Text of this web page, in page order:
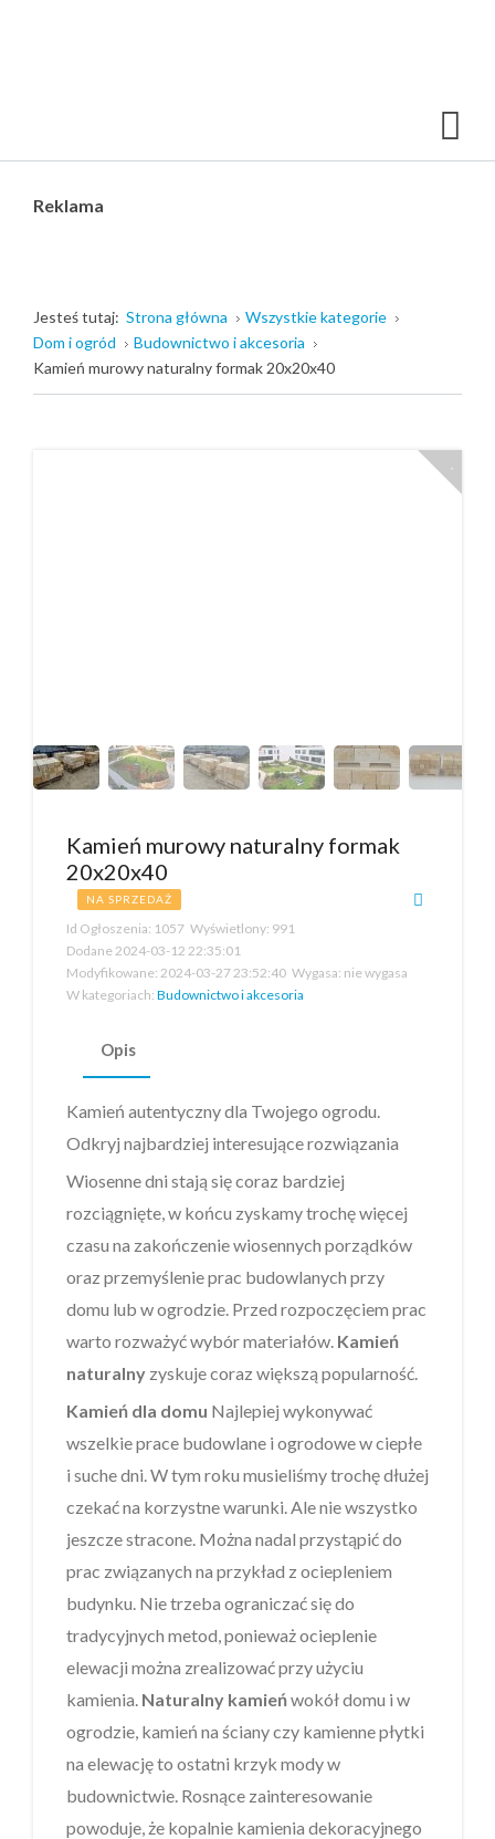
Reklama
Jesteś tutaj: Strona główna
Wszystkie kategorie
Dom i ogród
Budownictwo i akcesoria
Kamień murowy naturalny formak 20x20x40
Kamień murowy naturalny formak
20x20x40
NA SPRZEDAŻ
Id Ogłoszenia: 1057 Wyświetlony: 991
Dodane 2024-03-12 22:35:01
Modyfikowane: 2024-03-27 23:52:40 Wygasa: nie wygasa
W kategoriach: Budownictwo i akcesoria
Opis
Kamień autentyczny dla Twojego ogrodu.
Odkryj najbardziej interesujące rozwiązania
Wiosenne dni stają się coraz bardziej
rozciągnięte, w końcu zyskamy trochę więcej
czasu na zakończenie wiosennych porządków
oraz przemyślenie prac budowlanych przy
domu lub w ogrodzie. Przed rozpoczęciem prac
warto rozważyć wybór materiałów. Kamień
naturalny zyskuje coraz większą popularność.
Kamień dla domu Najlepiej wykonywać
wszelkie prace budowlane i ogrodowe w ciepłe
i suche dni. W tym roku musieliśmy trochę dłużej
czekać na korzystne warunki. Ale nie wszystko
jeszcze stracone. Można nadal przystąpić do
prac związanych na przykład z ociepleniem
budynku. Nie trzeba ograniczać się do
tradycyjnych metod, ponieważ ocieplenie
elewacji można zrealizować przy użyciu
kamienia. Naturalny kamieńwokół domu i w
ogrodzie, kamień na ściany czy kamienne płytki
na elewację to ostatni krzyk mody w
budownictwie. Rosnące zainteresowanie
powoduje, że kopalnie kamienia dekoracyjnego